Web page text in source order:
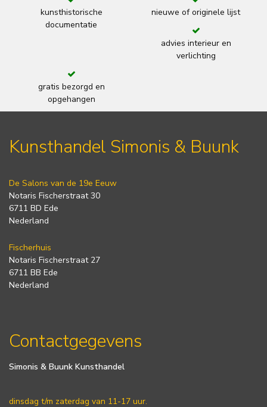
kunsthistorische
documentatie
nieuwe of originele lijst
advies interieur en
verlichting
gratis bezorgd en
opgehangen
Kunsthandel Simonis & Buunk
De Salons van de 19e Eeuw
Notaris Fischerstraat 30
6711 BD Ede
Nederland
Fischerhuis
Notaris Fischerstraat 27
6711 BB Ede
Nederland
Contactgegevens
Simonis & Buunk Kunsthandel
dinsdag t/m zaterdag van 11-17 uur.